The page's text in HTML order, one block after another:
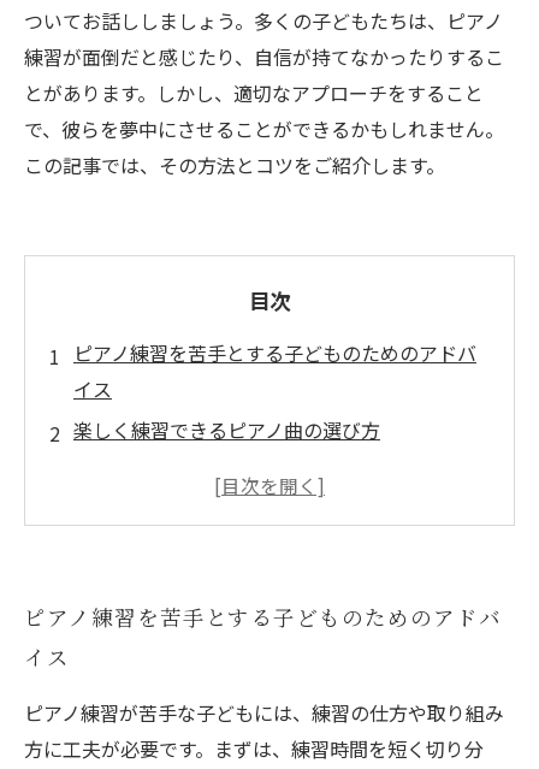
ついてお話ししましょう。多くの子どもたちは、ピアノ
練習が面倒だと感じたり、自信が持てなかったりするこ
とがあります。しかし、適切なアプローチをすること
で、彼らを夢中にさせることができるかもしれません。
この記事では、その方法とコツをご紹介します。
目次
ピアノ練習を苦手とする子どものためのアドバ
イス
楽しく練習できるピアノ曲の選び方
親ができるピアノ練習のサポート方法
ピアノ練習を苦手とする子どものためのアドバ
イス
ピアノ練習が苦手な子どもには、練習の仕方や取り組み
方に工夫が必要です。まずは、練習時間を短く切り分